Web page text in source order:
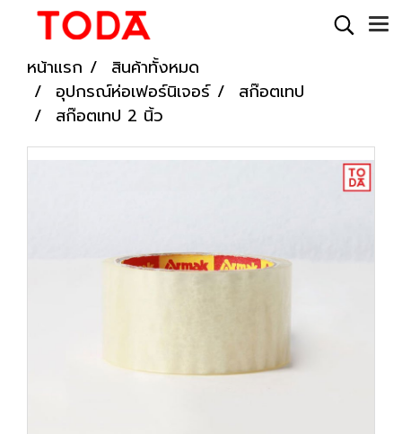
หน้าแรก
สินค้าทั้งหมด
อุปกรณ์ห่อเฟอร์นิเจอร์
สก๊อตเทป
สก๊อตเทป 2 นิ้ว